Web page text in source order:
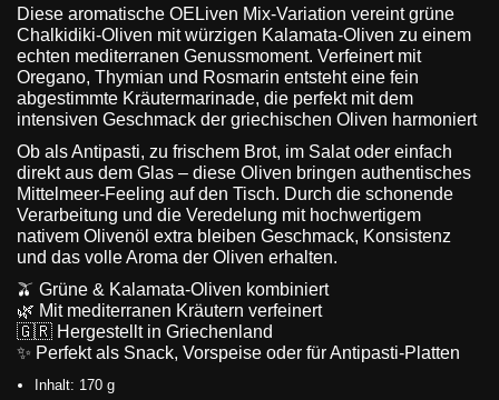
Diese aromatische OELiven Mix-Variation vereint grüne
Chalkidiki-Oliven mit würzigen Kalamata-Oliven zu einem
echten mediterranen Genussmoment. Verfeinert mit
Oregano, Thymian und Rosmarin entsteht eine fein
abgestimmte Kräutermarinade, die perfekt mit dem
intensiven Geschmack der griechischen Oliven harmoniert
Ob als Antipasti, zu frischem Brot, im Salat oder einfach
direkt aus dem Glas – diese Oliven bringen authentisches
Mittelmeer-Feeling auf den Tisch. Durch die schonende
Verarbeitung und die Veredelung mit hochwertigem
nativem Olivenöl extra bleiben Geschmack, Konsistenz
und das volle Aroma der Oliven erhalten.
🫒 Grüne & Kalamata-Oliven kombiniert
🌿 Mit mediterranen Kräutern verfeinert
🇬🇷 Hergestellt in Griechenland
✨ Perfekt als Snack, Vorspeise oder für Antipasti-Platten
Inhalt: 170 g